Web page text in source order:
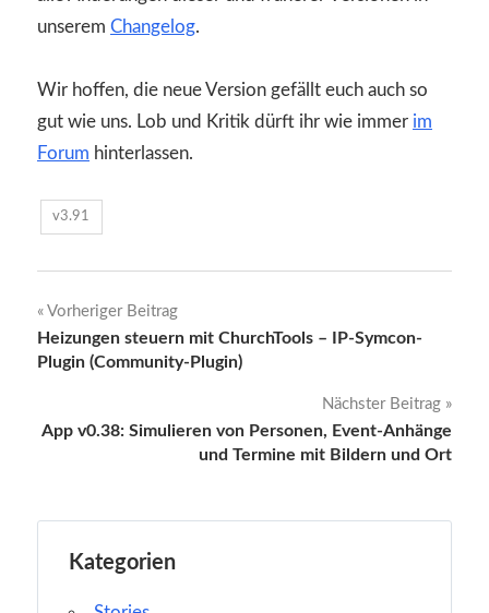
unserem Changelog.
Wir hoffen, die neue Version gefällt euch auch so
gut wie uns. Lob und Kritik dürft ihr wie immer im
Forum hinterlassen.
v3.91
Beitragsnavigation
Vorheriger Beitrag
Heizungen steuern mit ChurchTools – IP-Symcon-
Plugin (Community-Plugin)
Nächster Beitrag
App v0.38: Simulieren von Personen, Event-Anhänge
und Termine mit Bildern und Ort
Kategorien